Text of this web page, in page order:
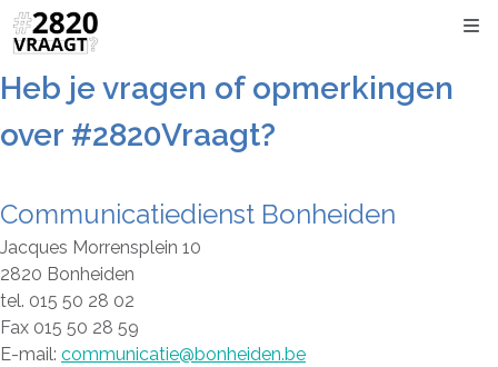
Heb je vragen of opmerkingen
over #2820Vraagt?
Communicatiedienst Bonheiden
Jacques Morrensplein 10
2820 Bonheiden
tel. 015 50 28 02
Fax 015 50 28 59
E-mail: communicatie@bonheiden.be